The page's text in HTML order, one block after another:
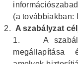
(a továbbiakban:
A szabályzat
1.
A
megállapítása